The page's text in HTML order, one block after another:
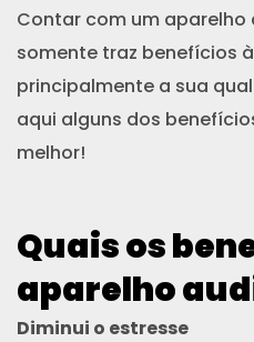
Contar com um
somente traz benefícios
principalmente a sua
aqui alguns dos
melhor!
Quais os
aparelho
Diminui o estresse